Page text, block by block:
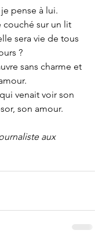
pense à lui.
sur un lit
sera vie de tous
?
sans charme et
venait voir son
son amour.
aux